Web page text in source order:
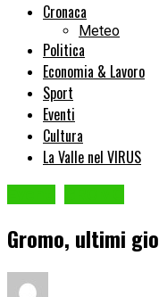
Cronaca
Meteo
Politica
Economia & Lavoro
Sport
Eventi
Cultura
La Valle nel VIRUS
Gromo, ultimi